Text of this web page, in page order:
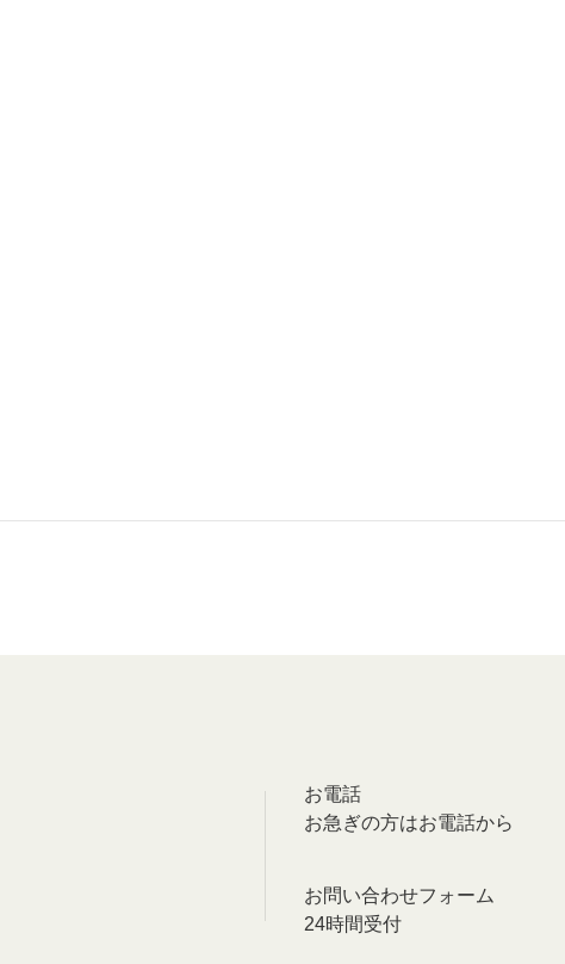
お電話
お急ぎの方はお電話から
お問い合わせフォーム
24時間受付